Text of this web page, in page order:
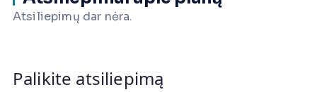
Atsiliepimų dar nėra.
Palikite atsiliepimą